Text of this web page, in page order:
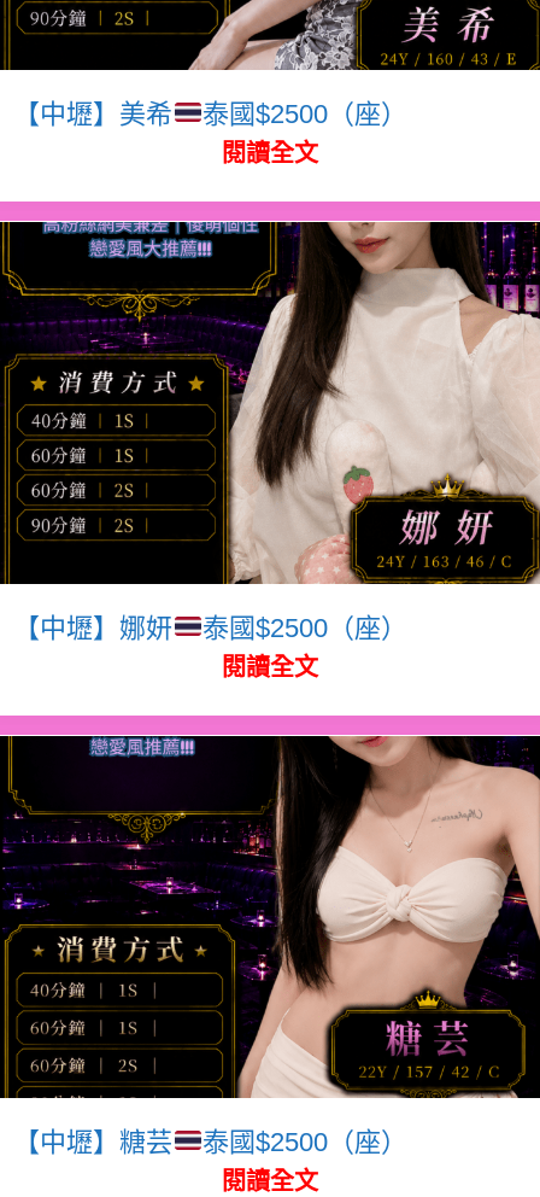
【中壢】美希 泰國$2500（座）
閱讀全文
【中壢】娜妍 泰國$2500（座）
閱讀全文
【中壢】糖芸 泰國$2500（座）
閱讀全文